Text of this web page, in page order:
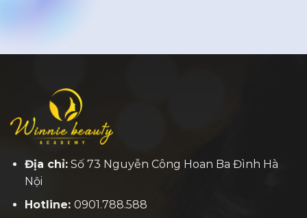
Địa chỉ:Số 73 Nguyễn Công Hoan Ba Đình Hà
Nội
Hotline: 0901.788.588